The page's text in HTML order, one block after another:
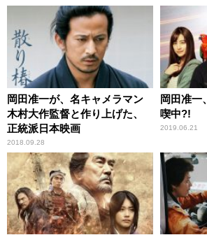
岡田准一が、名キャメラマン
木村大作監督と作り上げた、
正統派日本映画
2018.09.28
岡田准一
喫中?!
2019.06.21